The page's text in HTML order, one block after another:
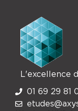
L'excellence
01 69 29 81